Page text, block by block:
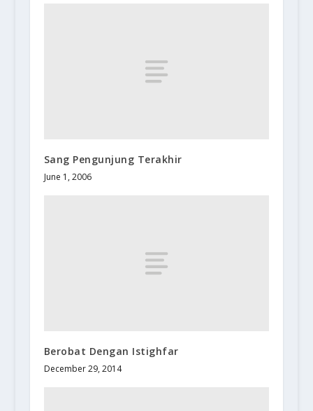
Sang Pengunjung Terakhir
June 1, 2006
Berobat Dengan Istighfar
December 29, 2014